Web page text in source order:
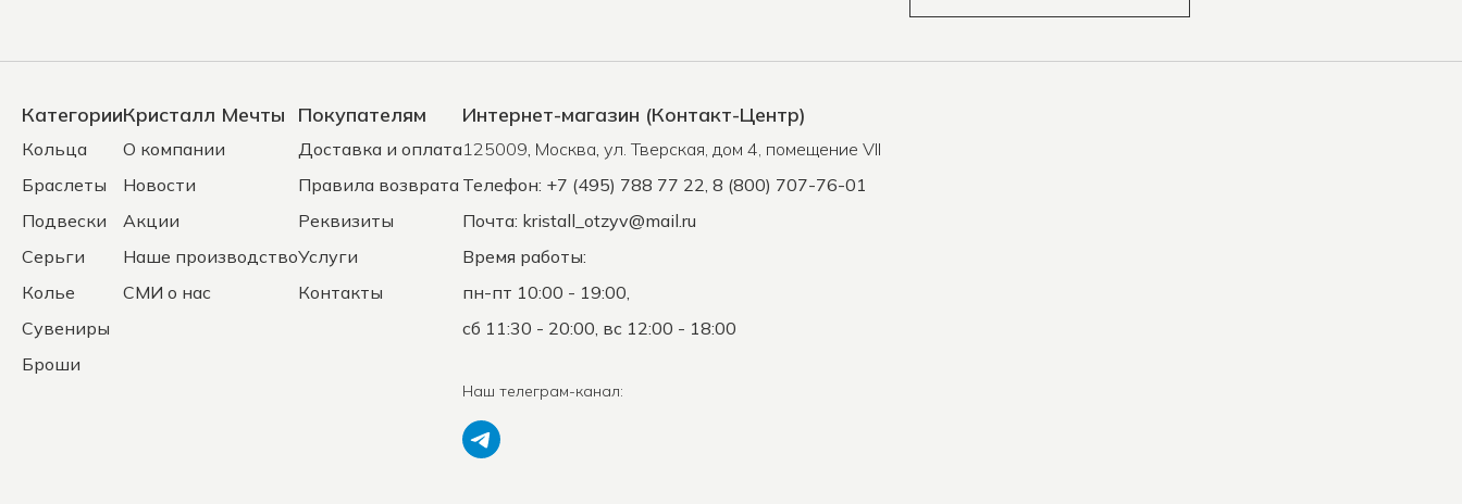
Категории
Кольца
Браслеты
Подвески
Серьги
Колье
Сувениры
Броши
Кристалл Мечты
О компании
Новости
Акции
Наше производство
СМИ о нас
Покупателям
Доставка и оплата
Правила возврата
Реквизиты
Услуги
Контакты
Интернет-магазин (Контакт-Центр)
125009, Москва, ул. Тверская, дом 4, помещение VII
Телефон: +7 (495) 788 77 22, 8 (800) 707-76-01
Почта: kristall_otzyv@mail.ru
Время работы:
пн-пт 10:00 - 19:00,
сб 11:30 - 20:00, вс 12:00 - 18:00
Наш телеграм-канал: